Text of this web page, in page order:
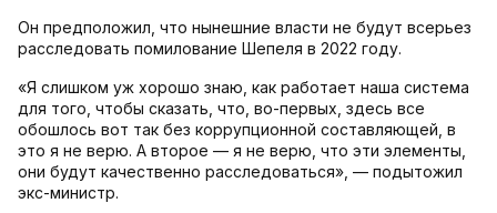
Он предположил, что нынешние власти не будут всерьез
расследовать помилование Шепеля в 2022 году.
«Я слишком уж хорошо знаю, как работает наша система
для того, чтобы сказать, что, во-первых, здесь все
обошлось вот так без коррупционной составляющей, в
это я не верю. А второе — я не верю, что эти элементы,
они будут качественно расследоваться», — подытожил
экс-министр.